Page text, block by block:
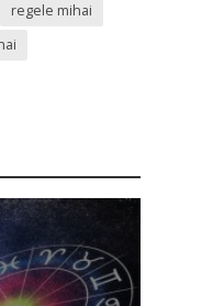
regele mihai